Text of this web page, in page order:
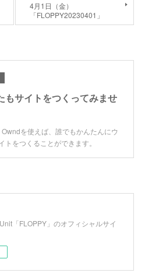
4月1日（金）
「FLOPPY20230401」
もサイトをつくってみませ
を使えば、誰でもかんたんにウ
トをつくることができます。
「FLOPPY」のオフィシャルサイ